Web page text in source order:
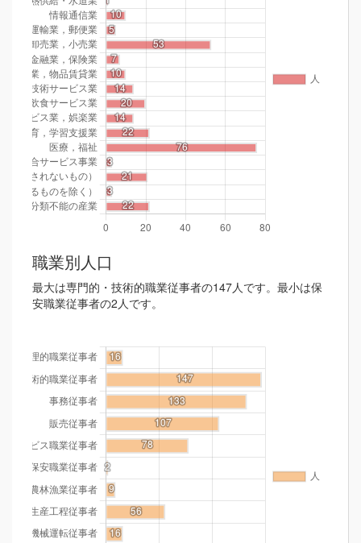
職業別人口
最大は専門的・技術的職業従事者の147人です。最小は保
安職業従事者の2人です。